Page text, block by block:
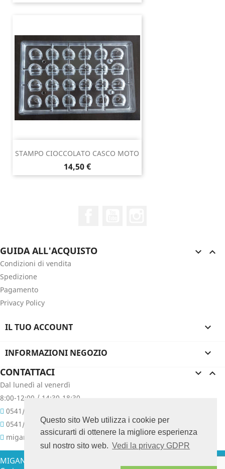
Questo sito Web utilizza i cookie per
assicurarti di ottenere la migliore esperienza
sul nostro sito web. Vedi la privacy GDPR
STAMPO CIOCCOLATO CASCO MOTO
Prezzo
14,50 €
GUIDA ALL'ACQUISTO  
Condizioni di vendita
Spedizione
Pagamento
Privacy Policy
IL TUO ACCOUNT 
INFORMAZIONI NEGOZIO

CONTATTACI
 
Dal lunedì al venerdì
8:00-12:00 / 14:30-18:30
0541/657400
0541/657076
migani@migani.com
MIGANI GIUSEPPE & C. SNC - Via Colombarina, 47 - 47853